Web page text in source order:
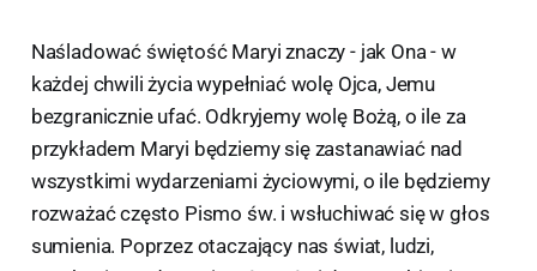
Naśladować świętość Maryi znaczy - jak Ona - w
każdej chwili życia wypełniać wolę Ojca, Jemu
bezgranicznie ufać. Odkryjemy wolę Bożą, o ile za
przykładem Maryi będziemy się zastanawiać nad
wszystkimi wydarzeniami życiowymi, o ile będziemy
rozważać często Pismo św. i wsłuchiwać się w głos
sumienia. Poprzez otaczający nas świat, ludzi,